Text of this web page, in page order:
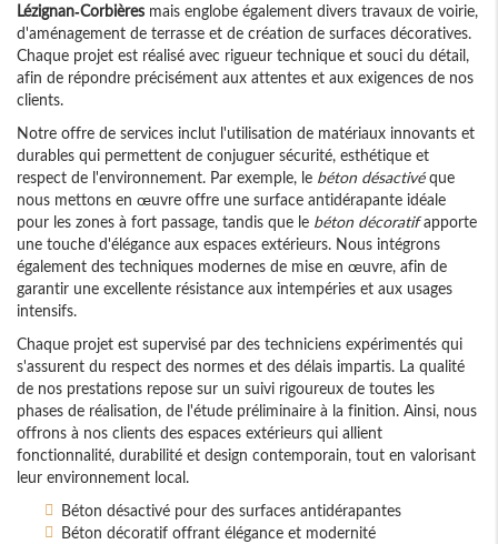
Lézignan-Corbières mais englobe également divers travaux de voirie,
d'aménagement de terrasse et de création de surfaces décoratives.
Chaque projet est réalisé avec rigueur technique et souci du détail,
afin de répondre précisément aux attentes et aux exigences de nos
clients.
Notre offre de services inclut l'utilisation de matériaux innovants et
durables qui permettent de conjuguer sécurité, esthétique et
respect de l'environnement. Par exemple, le béton désactivéque
nous mettons en œuvre offre une surface antidérapante idéale
pour les zones à fort passage, tandis que le béton décoratifapporte
une touche d'élégance aux espaces extérieurs. Nous intégrons
également des techniques modernes de mise en œuvre, afin de
garantir une excellente résistance aux intempéries et aux usages
intensifs.
Chaque projet est supervisé par des techniciens expérimentés qui
s'assurent du respect des normes et des délais impartis. La qualité
de nos prestations repose sur un suivi rigoureux de toutes les
phases de réalisation, de l'étude préliminaire à la finition. Ainsi, nous
offrons à nos clients des espaces extérieurs qui allient
fonctionnalité, durabilité et design contemporain, tout en valorisant
leur environnement local.
Béton désactivé pour des surfaces antidérapantes
Béton décoratif offrant élégance et modernité